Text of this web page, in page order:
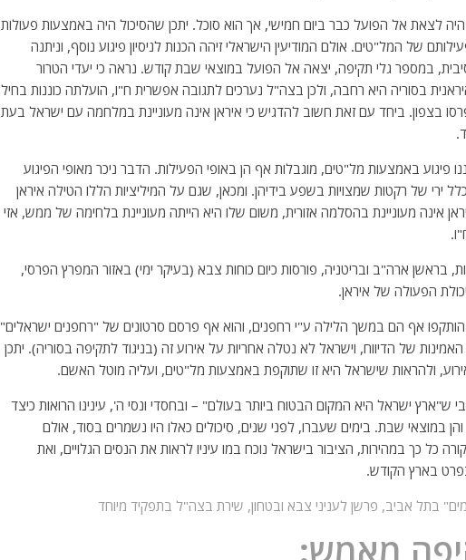
לצאת אל הפועל כבר ביום חמישי, אך הוא סוכל. יתכן שהסיכול היה באמצעות פעולות
של המל"טים. אולם המודיעין הישראלי זיהה הכנות לניסיון פיגוע נוסף, וניתנה
במספר גלי תקיפה, יצאה אל הפועל במוצאי שבת קודש. נראה כי יעדי הטרור
בסוריה היא רחבה, ולכן בצה"ל נערכים לתגובה אפשרית ח"ו, הועלתה כוננות בחיל
נפרסו בצפון. ביחד עם זאת חשוב להדגיש כי איראן אינה מעוניינת במלחמה עם ישראל בעת
פיגוע באמצעות מל"טים, מוגבלות אף הן באופי הפעילות. הדבר ניכר מאופי הפיגוע
ירי של רקטות שמצויות בשפע בידיהן. ומכאן, שגם על המיליציות הללו הטילה איראן
אינה מעוניינת בהסלמה אזורית, משום שלו היא הייתה מעוניינת בלחימה של ממש, אזי
בראשן ארה"ב ובריטניה, פורסות כיום כוחות צבא (בעיקר ימי) באזור המפרץ הפרסי,
הפעולה של איראן.
הותקפו אף הם במשך הלילה ע"י רחפנים, והוא אף פרסם סרטונים של "רחפנים ישראלים"
של הדיווח, וישראל לא נטלה אחריות על אירוע זה (בניגוד לתקיפה בסוריה). יתכן
ולהראות שישראל היא זו שתוקפת באמצעות מל"טים, ועליה מוטל האשם.
ש"ארץ ישראל היא המקום הבטוח ביותר בעולם" – ובחסדי ונסי ה', עינינו הרואות כיצד
במוצאי שבת. בימים שעברו, לפני שנים, סיכולים כאלו היו נשמרים בסוד, אולם
כל כך במהירות, הציבור בישראל נוכח במו עיניו לראות את הנסים הגלויים, ואת
בארץ הקודש.
בתל אביב, פרשן לעניני צבא ובטחון, שירת בצה"ל בתפקיד מיוחד
מאמש: